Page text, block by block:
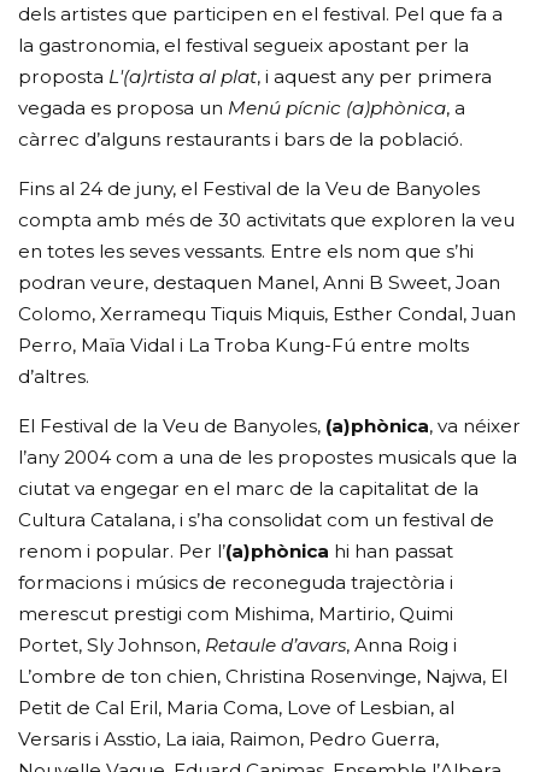
dels artistes que participen en el festival. Pel que fa a
la gastronomia, el festival segueix apostant per la
proposta L'(a)rtista al plat, i aquest any per primera
vegada es proposa un Menú pícnic (a)phònica, a
càrrec d’alguns restaurants i bars de la població.
Fins al 24 de juny, el Festival de la Veu de Banyoles
compta amb més de 30 activitats que exploren la veu
en totes les seves vessants. Entre els nom que s’hi
podran veure, destaquen Manel, Anni B Sweet, Joan
Colomo, Xerramequ Tiquis Miquis, Esther Condal, Juan
Perro, Maïa Vidal i La Troba Kung-Fú entre molts
d’altres.
El Festival de la Veu de Banyoles, (a)phònica, va néixer
l’any 2004 com a una de les propostes musicals que la
ciutat va engegar en el marc de la capitalitat de la
Cultura Catalana, i s’ha consolidat com un festival de
renom i popular. Per l’(a)phònica hi han passat
formacions i músics de reconeguda trajectòria i
merescut prestigi com Mishima, Martirio, Quimi
Portet, Sly Johnson, Retaule d’avars, Anna Roig i
L’ombre de ton chien, Christina Rosenvinge, Najwa, El
Petit de Cal Eril, Maria Coma, Love of Lesbian, al
Versaris i Asstio, La iaia, Raimon, Pedro Guerra,